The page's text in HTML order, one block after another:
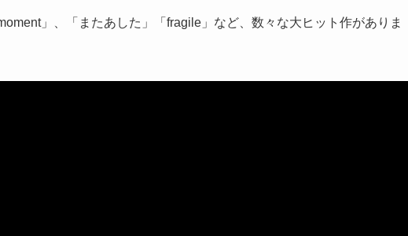
」、「またあした」「fragile」など、数々な大ヒット作がありま